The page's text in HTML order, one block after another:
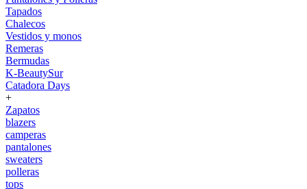
Tapados
Chalecos
Vestidos y monos
Remeras
Bermudas
K-BeautySur
Catadora Days
+
Zapatos
blazers
camperas
pantalones
sweaters
polleras
tops